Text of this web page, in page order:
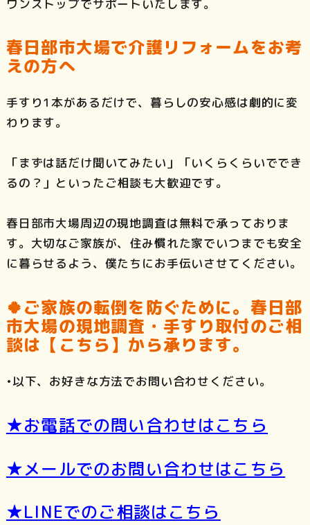
ワンストップでサポートいたします。
春日部市大場で介護リフォームをお考
えの方へ
手すり1本があるだけで、暮らしの安心感は劇的に変
わります。
「まずは話だけ聞いてみたい」「いくらくらいででき
るの？」といったご相談も大歓迎です。
春日部市大場周辺の現地調査は無料で承っておりま
す。大切なご家族が、住み慣れた家でいつまでも安全
に暮らせるよう、僕たちにお手伝いさせてください。
🍀ご家族の転倒を防ぐために。春日部
市大場の現地調査・手すり取付のご相
談は【こちら】から承ります。
•以下、お好きな方法でお問い合わせください。
★お電話での問い合わせはこちら
★メールでのお問い合わせはこちら
★LINEでのご相談はこちら